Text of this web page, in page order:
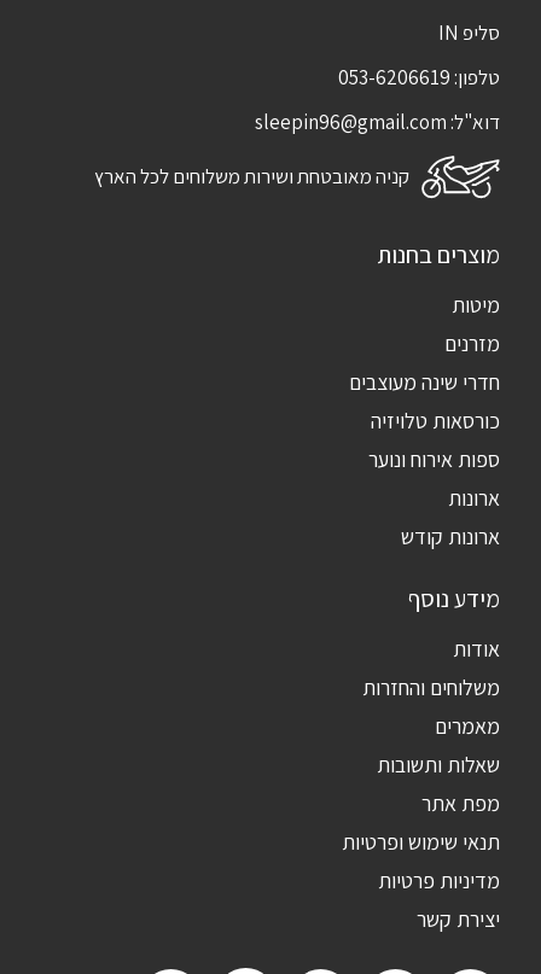
סליפ IN
טלפון:053-6206619
דוא"ל:sleepin96@gmail.com
קניה מאובטחת ושירות משלוחים לכל הארץ
מוצרים בחנות
מיטות
מזרנים
חדרי שינה מעוצבים
כורסאות טלויזיה
ספות אירוח ונוער
ארונות
ארונות קודש
מידע נוסף
אודות
משלוחים והחזרות
מאמרים
שאלות ותשובות
מפת אתר
תנאי שימוש ופרטיות
מדיניות פרטיות
יצירת קשר